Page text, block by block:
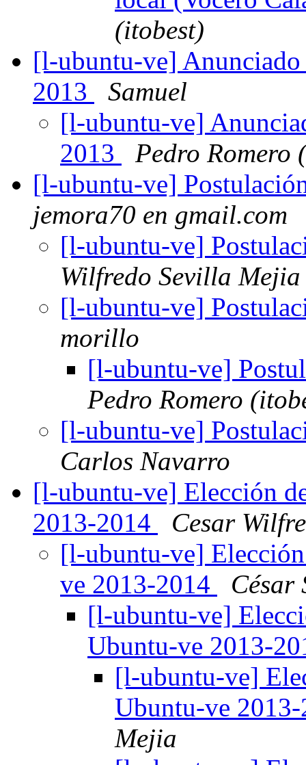
(itobest)
[l-ubuntu-ve]
2013
Samuel
[l-ubuntu-ve]
2013
Pedro Romero
[l-ubuntu-ve]
jemora70 en gmail.com
[l-ubuntu-ve]
Wilfredo Sevilla Mejia
[l-ubuntu-ve]
morillo
[l-ubuntu-ve]
Pedro Romero
[l-ubuntu-ve]
Carlos Navarro
[l-ubuntu-ve] Elección
2013-2014
Cesar
[l-ubuntu-ve]
ve 2013-2014
César
[l-ubuntu-ve]
Ubuntu-ve 2013-
[l-ubuntu-ve]
Ubuntu-ve
Mejia